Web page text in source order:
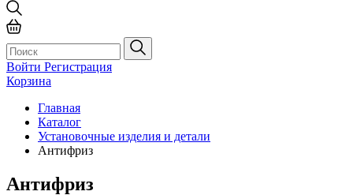
Войти Регистрация
Корзина
Главная
Каталог
Установочные изделия и детали
Антифриз
Антифриз